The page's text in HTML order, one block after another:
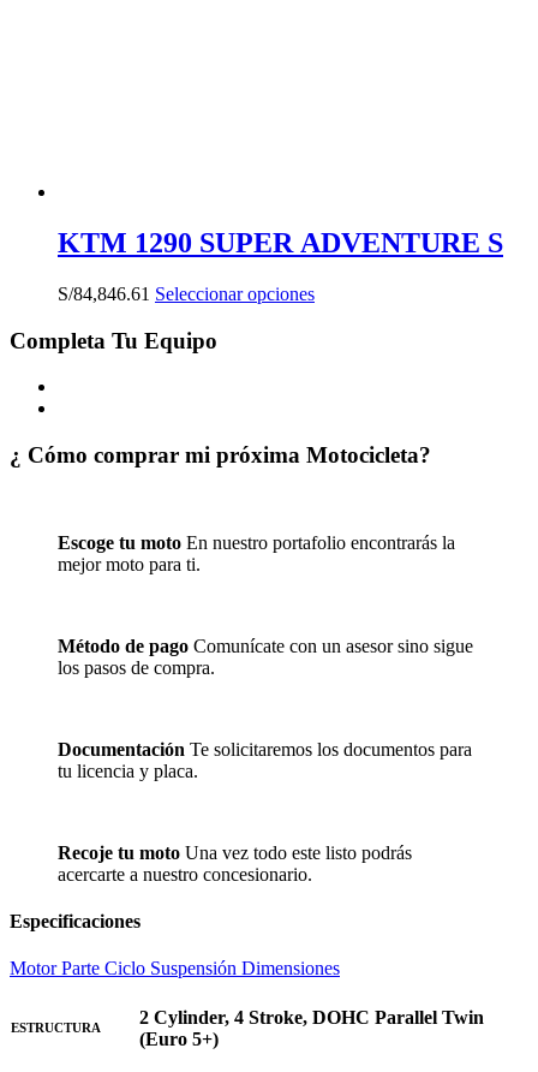
KTM 1290 SUPER ADVENTURE S
S/84,846.61 Seleccionar opcionesEste
se
pueden
página
Completa Tu Equipo
¿ Cómo comprar mi próxima Motocicleta?
Escoge tu moto En nuestro portafolio encontrarás la
mejor moto para ti.
Método de pago Comunícate con un asesor sino sigue
los pasos de compra.
Documentación Te solicitaremos los documentos para
tu licencia y placa.
Recoje tu moto Una vez todo este listo podrás
acercarte a nuestro concesionario.
Especificaciones
MotorParte Ciclo Suspensión Dimensiones
ESTRUCTURA
2 Cylinder, 4 Stroke, DOHC Parallel Twin
(Euro 5+)